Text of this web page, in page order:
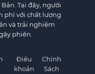
Tại đây, người
phí với chất lượng
và trải nghiệm
phiền.
Điều
khoản
Chính
Sách